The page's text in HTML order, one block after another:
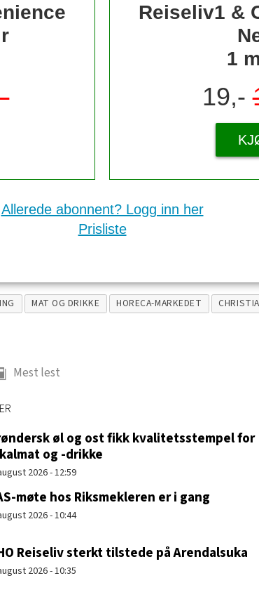
Reiseliv1 &
1
19,-
Allerede abonnent? Logg inn her
Prisliste
MAT OG DRIKKE HORECA-MARKEDET
Mest lest
øl og ost fikk kvalitetsstempel for
og -drikke
2026 - 12:59
møte hos Riksmekleren er i gang
2026 - 10:44
Reiseliv sterkt tilstede på Arendalsuka
2026 - 10:35